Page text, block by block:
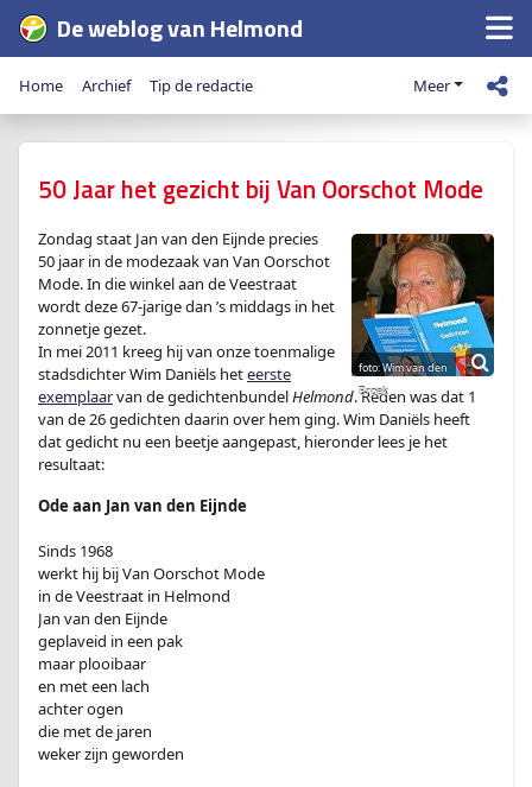
De weblog van Helmond
Home Archief Tip de redactie Meer
50 Jaar het gezicht bij Van Oorschot Mode
Zondag staat Jan van den Eijnde precies
50 jaar in de modezaak van Van Oorschot
Mode. In die winkel aan de Veestraat
wordt deze 67-jarige dan ’s middags in het
zonnetje gezet.
In mei 2011 kreeg hij van onze toenmalige
stadsdichter Wim Daniëls heteerste
exemplaarvan de gedichtenbundelHelmond. Reden was dat 1
van de 26 gedichten daarin over hem ging. Wim Daniëls heeft
dat gedicht nu een beetje aangepast, hieronder lees je het
resultaat:
Ode aan Jan van den Eijnde
Sinds 1968
werkt hij bij Van Oorschot Mode
in de Veestraat in Helmond
Jan van den Eijnde
geplaveid in een pak
maar plooibaar
en met een lach
achter ogen
die met de jaren
weker zijn geworden